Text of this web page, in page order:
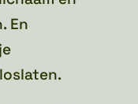
En